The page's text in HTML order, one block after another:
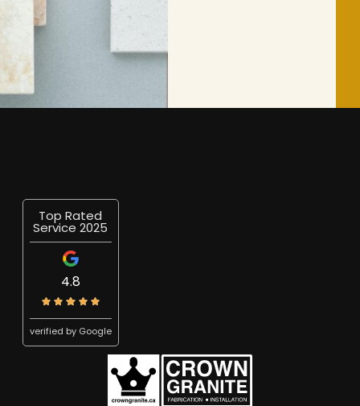
Top Rated
Service 2025
4.8
verified by Google